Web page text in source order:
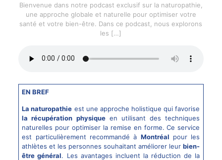
Bienvenue dans notre podcast exclusif sur la naturopathie,
une approche globale et naturelle pour optimiser votre
santé et votre bien-être. Dans ce podcast, nous explorons
les […]
EN BREF
La naturopathie est une approche holistique qui favorise
la récupération physiqueen utilisant des techniques
naturelles pour optimiser la remise en forme. Ce service
est particulièrement recommandé à Montréal pour les
athlètes et les personnes souhaitant améliorer leurbien-
être général. Les avantages incluent la réduction de la